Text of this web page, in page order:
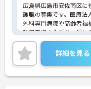
広島県広島市安佐南区に
護職の募集です。医療法
外科専門病院や高齢者福
利用者様の生活を支援し
待遇面では、賞与年2回
年間休日125日とプライ
処遇改善加算手当もあり
す。
アストラムライン長楽寺
詳細を見る